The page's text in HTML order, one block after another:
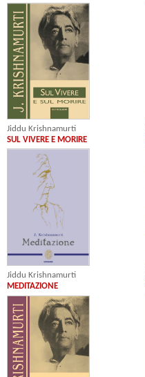
Jiddu Krishnamurti
SUL VIVERE E MORIRE
Jiddu Krishnamurti
MEDITAZIONE